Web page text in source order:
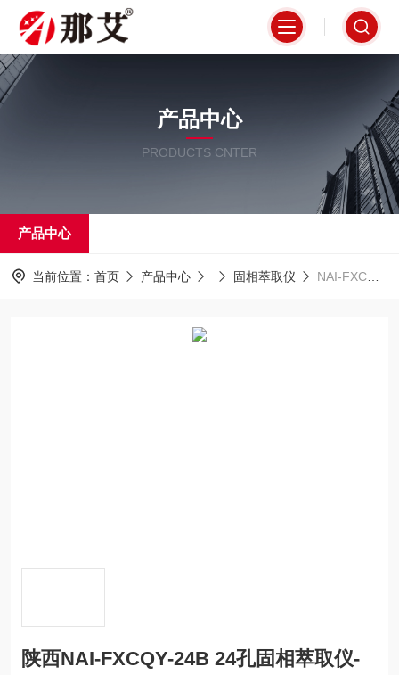
产品中心
PRODUCTS CNTER
产品中心
当前位置： 首页 产品中心 固相萃取仪 NAI-FXCQY-24B陕西NAI-FXCQY-24B 24孔固相萃取仪-玻璃款
陕西NAI-FXCQY-24B 24孔固相萃取仪-